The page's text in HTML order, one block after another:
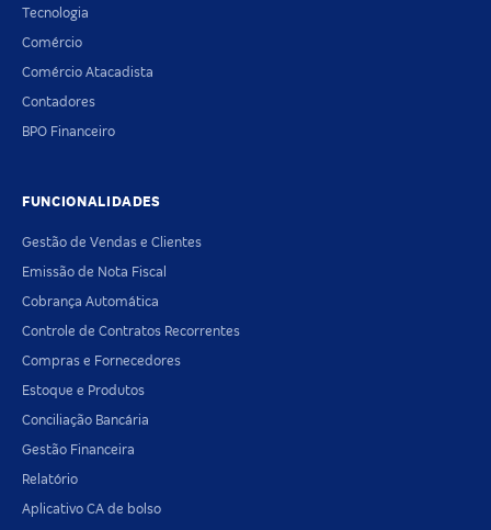
Tecnologia
Comércio
Comércio Atacadista
Contadores
BPO Financeiro
FUNCIONALIDADES
Gestão de Vendas e Clientes
Emissão de Nota Fiscal
Cobrança Automática
Controle de Contratos Recorrentes
Compras e Fornecedores
Estoque e Produtos
Conciliação Bancária
Gestão Financeira
Relatório
Aplicativo CA de bolso